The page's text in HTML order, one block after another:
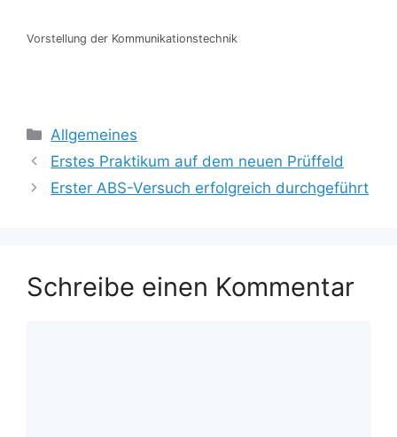
Vorstellung der Kommunikationstechnik
Kategorien
Allgemeines
Erstes Praktikum auf dem neuen Prüffeld
Erster ABS-Versuch erfolgreich durchgeführt
Schreibe einen Kommentar